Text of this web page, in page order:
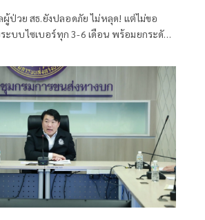
ป่วย สธ.ยังปลอดภัย ไม่หลุด! แต่ไม่ขอ
บบไซเบอร์ทุก 3-6 เดือน พร้อมยกระดับ